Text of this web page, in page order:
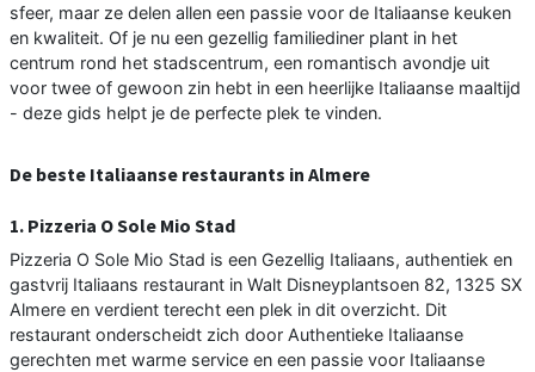
sfeer, maar ze delen allen een passie voor de Italiaanse keuken
en kwaliteit. Of je nu een gezellig familiediner plant in het
centrum rond het stadscentrum, een romantisch avondje uit
voor twee of gewoon zin hebt in een heerlijke Italiaanse maaltijd
- deze gids helpt je de perfecte plek te vinden.
De beste Italiaanse restaurants in Almere
1. Pizzeria O Sole Mio Stad
Pizzeria O Sole Mio Stad is een Gezellig Italiaans, authentiek en
gastvrij Italiaans restaurant in Walt Disneyplantsoen 82, 1325 SX
Almere en verdient terecht een plek in dit overzicht. Dit
restaurant onderscheidt zich door Authentieke Italiaanse
gerechten met warme service en een passie voor Italiaanse